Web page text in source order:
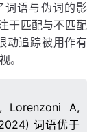
词语与伪词的影
于匹配与不匹配
动追踪被用作有
。
Lorenzoni A,
词语优于